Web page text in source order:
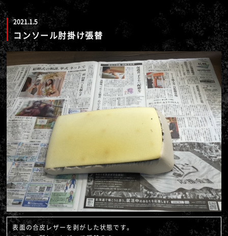
2021.1.5
コンソール肘掛け張替
表面の合皮レザーを剥がした状態です。